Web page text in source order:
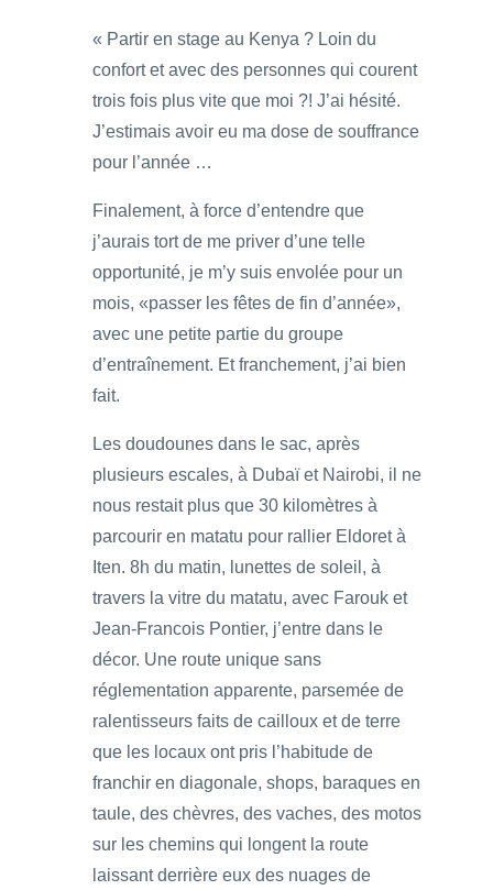
« Partir en stage au Kenya ? Loin du
confort et avec des personnes qui courent
trois fois plus vite que moi ?! J’ai hésité.
J’estimais avoir eu ma dose de souffrance
pour l’année …
Finalement, à force d’entendre que
j’aurais tort de me priver d’une telle
opportunité, je m’y suis envolée pour un
mois, «passer les fêtes de fin d’année»,
avec une petite partie du groupe
d’entraînement. Et franchement, j’ai bien
fait.
Les doudounes dans le sac, après
plusieurs escales, à Dubaï et Nairobi, il ne
nous restait plus que 30 kilomètres à
parcourir en matatu pour rallier Eldoret à
Iten. 8h du matin, lunettes de soleil, à
travers la vitre du matatu, avec Farouk et
Jean-Francois Pontier, j’entre dans le
décor. Une route unique sans
réglementation apparente, parsemée de
ralentisseurs faits de cailloux et de terre
que les locaux ont pris l’habitude de
franchir en diagonale, shops, baraques en
taule, des chèvres, des vaches, des motos
sur les chemins qui longent la route
laissant derrière eux des nuages de